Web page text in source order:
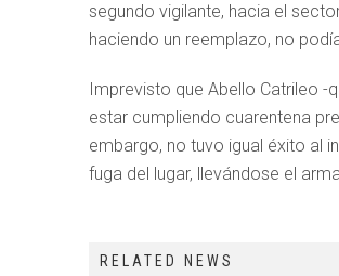
segundo vigilante, hacia el
haciendo un reemplazo, no
Imprevisto que Abello Catrileo -
estar cumpliendo cuarentena
embargo, no tuvo igual éxito al
fuga del lugar, llevándose el
RELATED NEWS